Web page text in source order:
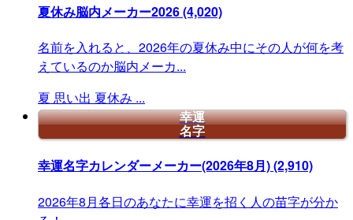
夏休み脳内メーカー2026(4,020)
名前を入れると、2026年の夏休み中にその人が何を考
えているのか脳内メーカ...
夏 思い出 夏休み ...
幸運
名字
幸運名字カレンダーメーカー(2026年8月)(2,910)
2026年8月各日のあなたに幸運を招く人の苗字が分か